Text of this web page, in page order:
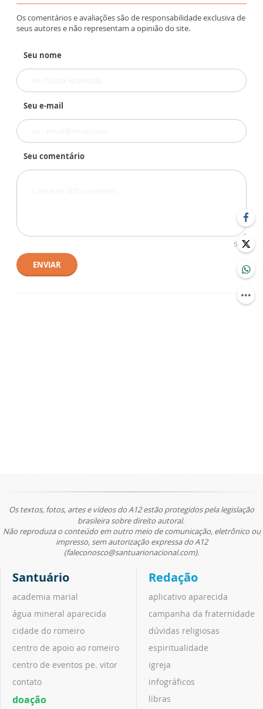
Os comentários e avaliações são de responsabilidade exclusiva de
seus autores e não representam a opinião do site.
Seu nome
Seu e-mail
Seu comentário
500
ENVIAR
Os textos, fotos, artes e vídeos do A12 estão protegidos pela legislação
brasileira sobre direito autoral.
Não reproduza o conteúdo em outro meio de comunicação, eletrônico ou
impresso, sem autorização expressa do A12
(faleconosco@santuarionacional.com).
Santuário
academia marial
água mineral aparecida
cidade do romeiro
centro de apoio ao romeiro
centro de eventos pe. vitor
contato
doação
Redação
aplicativo aparecida
campanha da fraternidade
dúvidas religiosas
espiritualidade
igreja
infográficos
libras